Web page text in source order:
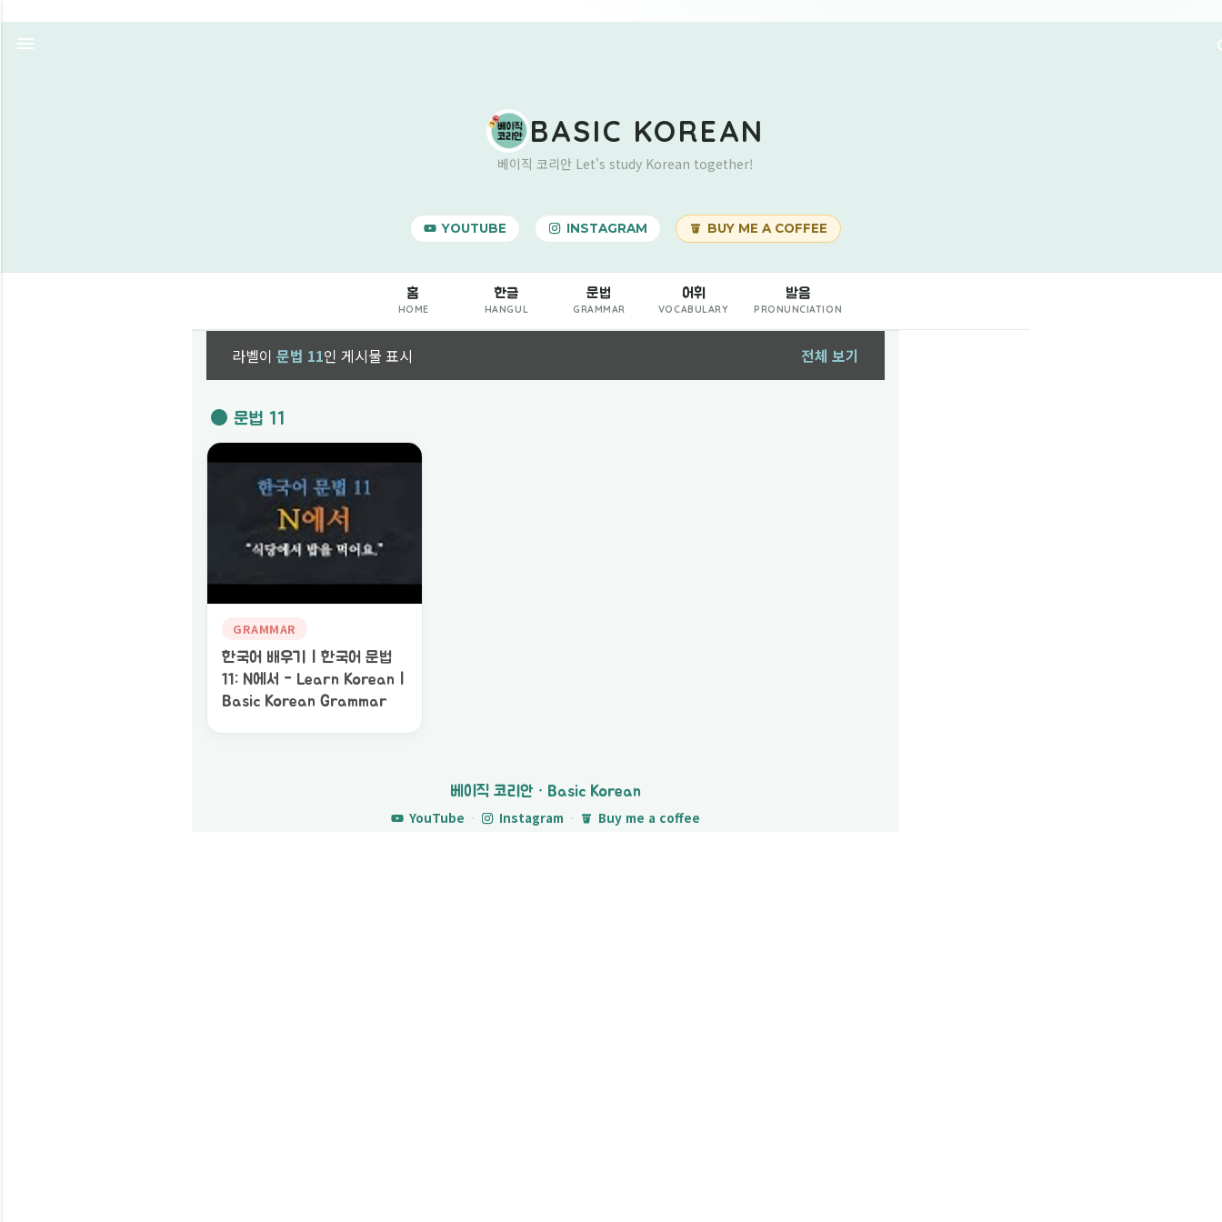
기본 콘텐츠로 건너뛰기
BASIC KOREAN
베이직 코리안 Let's study Korean together!
YOUTUBE INSTAGRAM BUY ME A COFFEE
홈
HOME
한글
HANGUL
문법
GRAMMAR
어휘
VOCABULARY
발음
PRONUNCIATION
라벨이 문법 11인 게시물 표시 전체 보기
● 문법 11
GRAMMAR
한국어 배우기 | 한국어 문법
11: N에서 - Learn Korean |
Basic Korean Grammar
베이직 코리안 · Basic Korean
YouTube · Instagram · Buy me a coffee